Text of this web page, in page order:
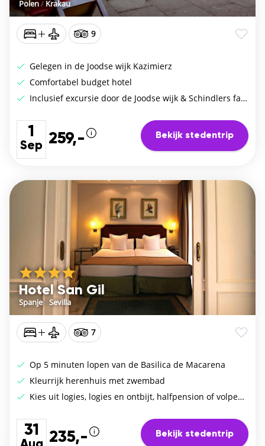
Polen/ Krakau
9
Gelegen in de Joodse wijk Kazimierz
Comfortabel budget hotel
Inclusief excursie door de Joodse wijk & Schindlers fabriek
1
Sep 259,- Bekijk stedentrip
Hotel San Gil
Spanje/ Sevilla
7
Op 5 minuten lopen van de Basilica de Macarena
Kleurrijk herenhuis met zwembad
Kies uit logies, logies en ontbijt, halfpension of volpension
31 235,- Bekijk stedentrip